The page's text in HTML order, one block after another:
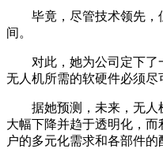
毕竟，尽管技术领先，
间。
对此，她为公司定下了
无人机所需的软硬件必须尽
据她预测，未来，无人
大幅下降并趋于透明化，
户的多元化需求和各部件的